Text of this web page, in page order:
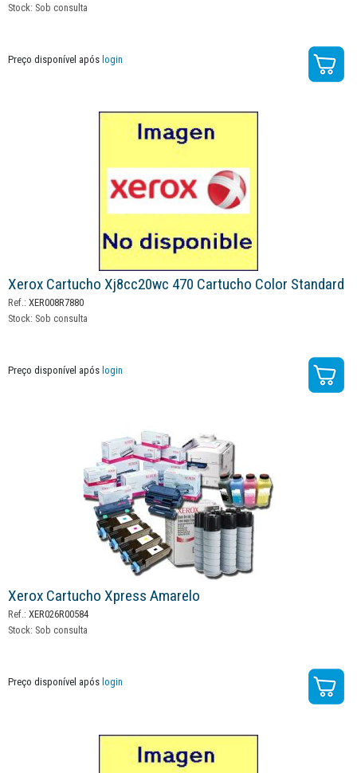
Stock: Sob consulta
Preço disponível após login
Xerox Cartucho Xj8cc20wc 470 Cartucho Color Standard
Ref.: XER008R7880
Stock: Sob consulta
Preço disponível após login
Xerox Cartucho Xpress Amarelo
Ref.: XER026R00584
Stock: Sob consulta
Preço disponível após login